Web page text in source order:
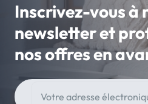
Inscrivez-vous à
newsletter et
nos offres en